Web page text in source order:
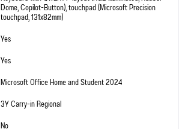
Dome, Copilot-Button), touchpad (Microsoft Precision
touchpad, 131x82mm)
Yes
Yes
Microsoft Office Home and Student 2024
3Y Carry-in Regional